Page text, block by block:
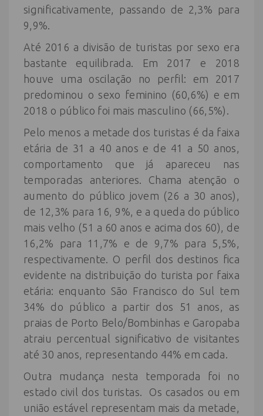
significativamente, passando de 2,3% para
9,9%.
Até 2016 a divisão de turistas por sexo era
bastante equilibrada. Em 2017 e 2018
houve uma oscilação no perfil: em 2017
predominou o sexo feminino (60,6%) e em
2018 o público foi mais masculino (66,5%).
Pelo menos a metade dos turistas é da faixa
etária de 31 a 40 anos e de 41 a 50 anos,
comportamento que já apareceu nas
temporadas anteriores. Chama atenção o
aumento do público jovem (26 a 30 anos),
de 12,3% para 16, 9%, e a queda do público
mais velho (51 a 60 anos e acima dos 60), de
16,2% para 11,7% e de 9,7% para 5,5%,
respectivamente. O perfil dos destinos fica
evidente na distribuição do turista por faixa
etária: enquanto São Francisco do Sul tem
34% do público a partir dos 51 anos, as
praias de Porto Belo/Bombinhas e Garopaba
atraiu percentual significativo de visitantes
até 30 anos, representando 44% em cada.
Outra mudança nesta temporada foi no
estado civil dos turistas. Os casados ou em
união estável representam mais da metade,